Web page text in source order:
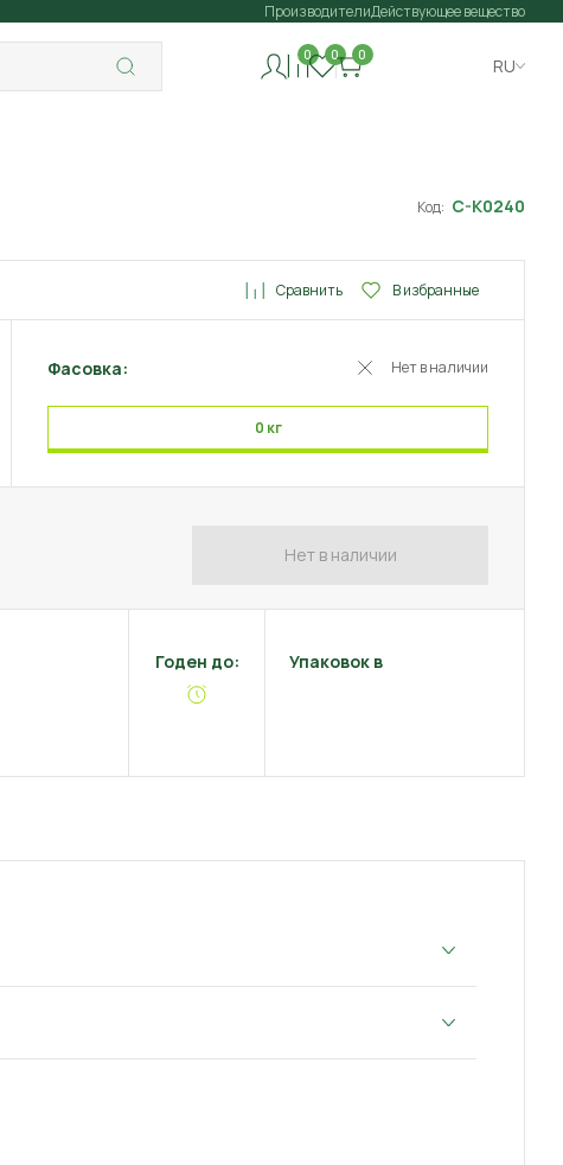
ПроизводителиДействующее вещество
0 0 0
RU
Код: C-K0240
Сравнить В избранные
Фасовка: Нет в наличии
0 кг
Нет в наличии
Годен до: Упаковок в